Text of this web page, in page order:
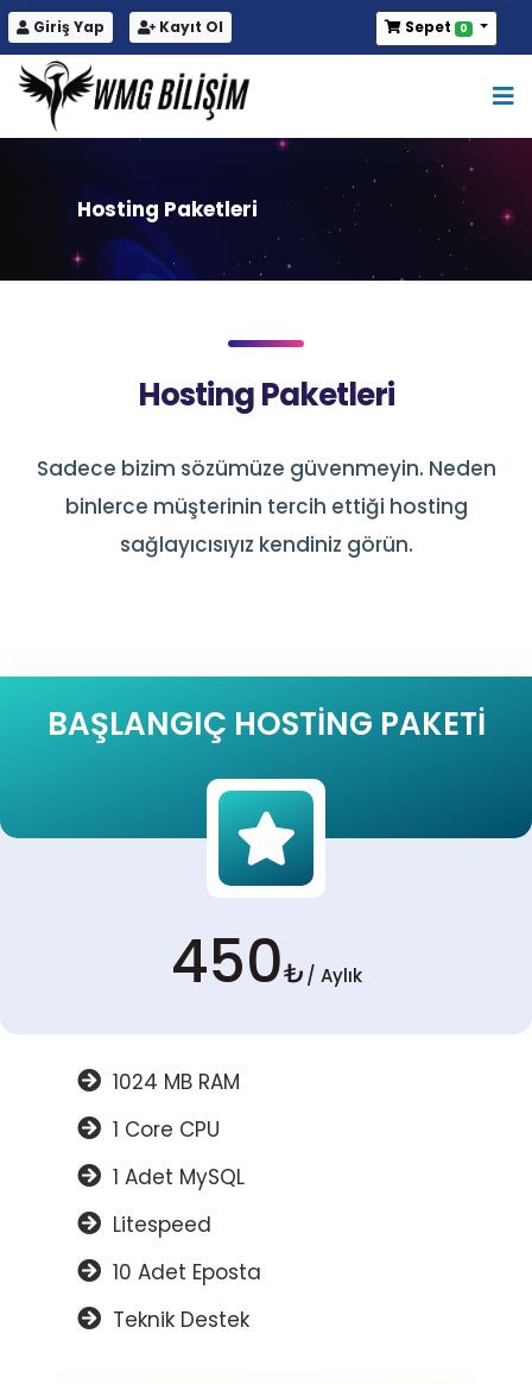
Giriş Yap Kayıt Ol Sepet 0
Hosting Paketleri
Hosting Paketleri
Sadece bizim sözümüze güvenmeyin. Neden
binlerce müşterinin tercih ettiği hosting
sağlayıcısıyız kendiniz görün.
BAŞLANGIÇ HOSTING PAKETI
450₺/ Aylık
1024 MB RAM
1 Core CPU
1 Adet MySQL
Litespeed
10 Adet Eposta
Teknik Destek